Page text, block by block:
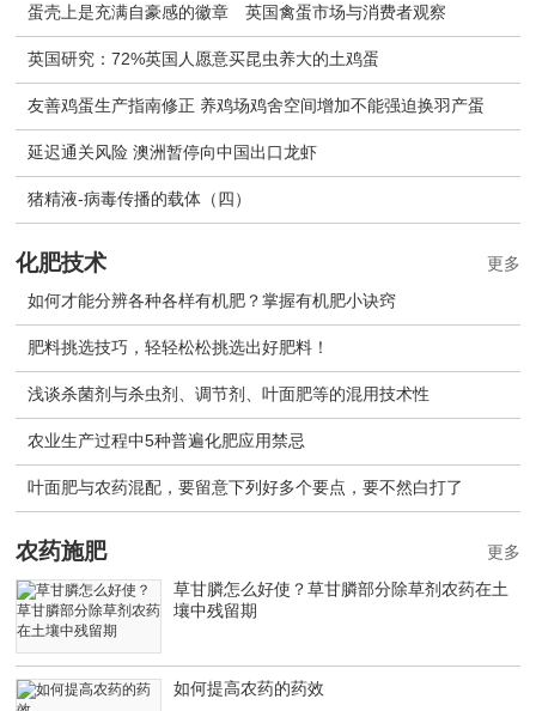
蛋壳上是充满自豪感的徽章 英国禽蛋市场与消费者观察
英国研究：72%英国人愿意买昆虫养大的土鸡蛋
友善鸡蛋生产指南修正 养鸡场鸡舍空间增加不能强迫换羽产蛋
延迟通关风险 澳洲暂停向中国出口龙虾
猪精液-病毒传播的载体（四）
化肥技术
如何才能分辨各种各样有机肥？掌握有机肥小诀窍
肥料挑选技巧，轻轻松松挑选出好肥料！
浅谈杀菌剂与杀虫剂、调节剂、叶面肥等的混用技术性
农业生产过程中5种普遍化肥应用禁忌
叶面肥与农药混配，要留意下列好多个要点，要不然白打了
更多
农药施肥
草甘膦怎么好使？草甘膦部分除草剂农药在土
壤中残留期
如何提高农药的药效
更多